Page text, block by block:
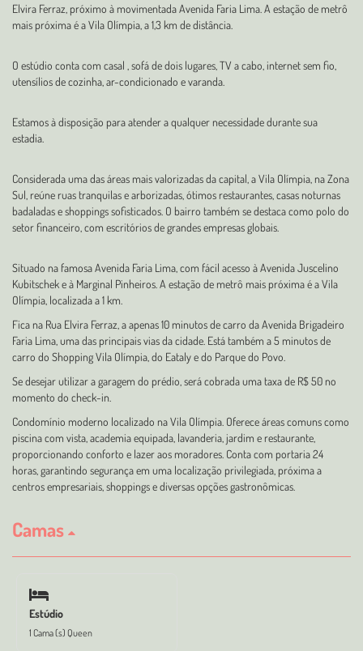
Elvira Ferraz, próximo à movimentada Avenida Faria Lima. A estação de metrô
mais próxima é a Vila Olímpia, a 1,3 km de distância.
O estúdio conta com casal , sofá de dois lugares, TV a cabo, internet sem fio,
utensílios de cozinha, ar-condicionado e varanda.
Estamos à disposição para atender a qualquer necessidade durante sua
estadia.
Considerada uma das áreas mais valorizadas da capital, a Vila Olímpia, na Zona
Sul, reúne ruas tranquilas e arborizadas, ótimos restaurantes, casas noturnas
badaladas e shoppings sofisticados. O bairro também se destaca como polo do
setor financeiro, com escritórios de grandes empresas globais.
Situado na famosa Avenida Faria Lima, com fácil acesso à Avenida Juscelino
Kubitschek e à Marginal Pinheiros. A estação de metrô mais próxima é a Vila
Olímpia, localizada a 1 km.
Fica na Rua Elvira Ferraz, a apenas 10 minutos de carro da Avenida Brigadeiro
Faria Lima, uma das principais vias da cidade. Está também a 5 minutos de
carro do Shopping Vila Olímpia, do Eataly e do Parque do Povo.
Se desejar utilizar a garagem do prédio, será cobrada uma taxa de R$ 50 no
momento do check-in.
Condomínio moderno localizado na Vila Olímpia. Oferece áreas comuns como
piscina com vista, academia equipada, lavanderia, jardim e restaurante,
proporcionando conforto e lazer aos moradores. Conta com portaria 24
horas, garantindo segurança em uma localização privilegiada, próxima a
centros empresariais, shoppings e diversas opções gastronômicas.
Camas
Estúdio
1 Cama (s) Queen